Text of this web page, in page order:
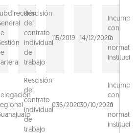
Rescisión
del
contrato
individual
de
trabajo
115/2019 14/12/2020
con
la
Rescisión
del
contrato
individual
de
trabajo
036/202030/10/2020
con
la